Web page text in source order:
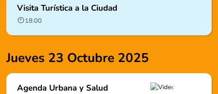
Visita Turística a la Ciudad
18:00
Jueves 23 Octubre 2025
Agenda Urbana y Salud